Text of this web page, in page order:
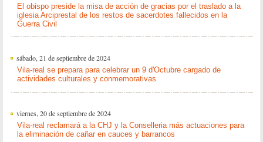
El obispo preside la misa de acción de gracias por el traslado a la
iglesia Arciprestal de los restos de sacerdotes fallecidos en la
Guerra Civil
sábado, 21 de septiembre de 2024
Vila-real se prepara para celebrar un 9 d'Octubre cargado de
actividades culturales y conmemorativas
viernes, 20 de septiembre de 2024
Vila-real reclamará a la CHJ y la Conselleria más actuaciones para
la eliminación de cañar en cauces y barrancos